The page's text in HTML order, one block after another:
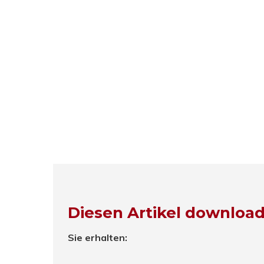
Diesen Artikel
Sie erhalten: